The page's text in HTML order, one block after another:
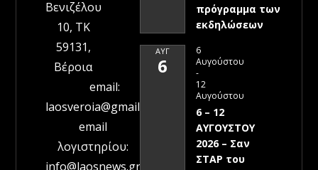
Βενιζέλου
10, ΤΚ
59131,
Βέροια
email:
laosveroia@gmail.com
email
λογιστηρίου:
info@laosnews.gr
πρόγραμμα των
εκδηλώσεων
ΑΥΓ
6
6
Αυγούστου
-
12
Αυγούστου
6 – 12
ΑΥΓΟΥΣΤΟΥ
2026 – Σαν
ΣΤΑΡ του